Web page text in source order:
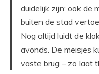
duidelijk zijn: ook de
buiten de stad
Nog altijd luidt de
avonds. De meisjes
vaste brug – zo laat